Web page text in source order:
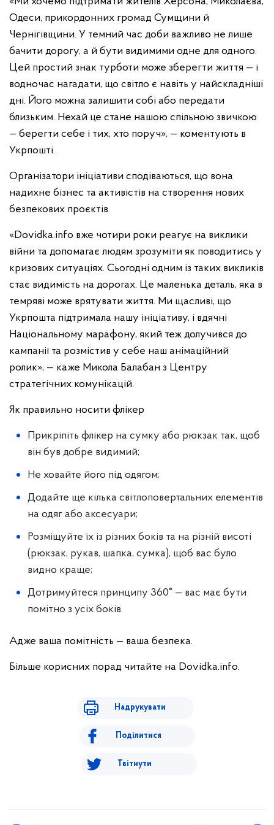
Одеси, прикордонних громад Сумщини й
Чернігівщини. У темний час доби важливо не лише
бачити дорогу, а й бути видимими одне для одного.
Цей простий знак турботи може зберегти життя — і
водночас нагадати, що світло є навіть у найскладніші
дні. Його можна залишити собі або передати
близьким. Нехай це стане нашою спільною звичкою
— берегти себе і тих, хто поруч», — коментують в
Укрпошті.
Організатори ініціативи сподіваються, що вона
надихне бізнес та активістів на створення нових
безпекових проєктів.
«Dovidka.info вже чотири роки реагує на виклики
війни та допомагає людям зрозуміти як поводитись у
кризових ситуаціях. Сьогодні одним із таких викликів
стає видимість на дорогах. Це маленька деталь, яка в
темряві може врятувати життя. Ми щасливі, що
Укрпошта підтримала нашу ініціативу, і вдячні
Національному марафону, який теж долучився до
кампанії та розмістив у себе наш анімаційний
ролик», — каже Микола Балабан з Центру
стратегічних комунікацій.
Як правильно носити флікер
Прикріпіть флікер на сумку або рюкзак так, щоб
він був добре видимий;
Не ховайте його під одягом;
Додайте ще кілька світлоповертальних елементів
на одяг або аксесуари;
Розміщуйте їх із різних боків та на різній висоті
(рюкзак, рукав, шапка, сумка), щоб вас було
видно краще;
Дотримуйтеся принципу 360° — вас має бути
помітно з усіх боків.
Адже ваша помітність — ваша безпека.
Більше корисних порад читайте на Dovidka.info.
Надрукувати
Поділитися
Твітнути